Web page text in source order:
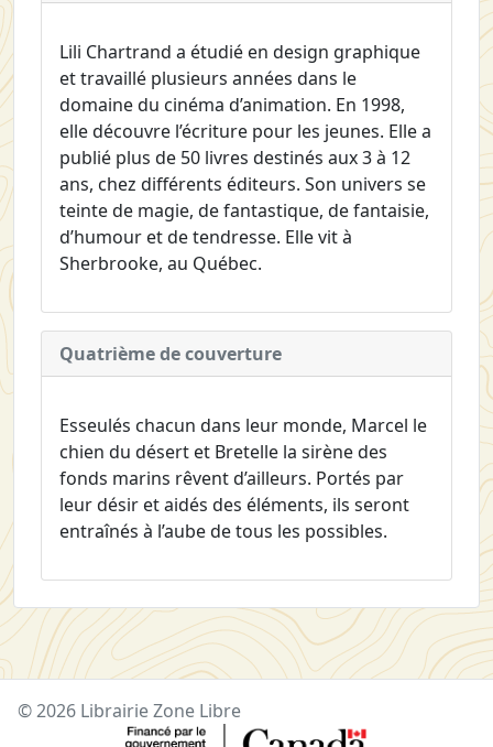
Lili Chartrand a étudié en design graphique
et travaillé plusieurs années dans le
domaine du cinéma d’animation. En 1998,
elle découvre l’écriture pour les jeunes. Elle a
publié plus de 50 livres destinés aux 3 à 12
ans, chez différents éditeurs. Son univers se
teinte de magie, de fantastique, de fantaisie,
d’humour et de tendresse. Elle vit à
Sherbrooke, au Québec.
Quatrième de couverture
Esseulés chacun dans leur monde, Marcel le
chien du désert et Bretelle la sirène des
fonds marins rêvent d’ailleurs. Portés par
leur désir et aidés des éléments, ils seront
entraînés à l’aube de tous les possibles.
© 2026 Librairie Zone Libre